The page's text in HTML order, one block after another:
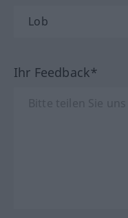
Ihr Feedback*